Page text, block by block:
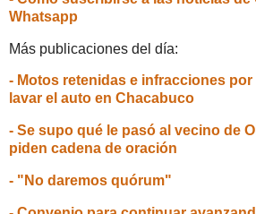
Whatsapp
Más publicaciones del día:
- Motos retenidas e infracciones
lavar el auto en Chacabuco
- Se supo qué le pasó al vecino de
piden cadena de oración
- "No daremos quórum"